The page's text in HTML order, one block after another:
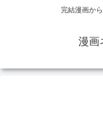
完結漫画か
漫画